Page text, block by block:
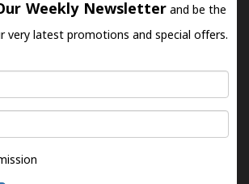
Weekly Newsletter and be the
very latest promotions and special offers.